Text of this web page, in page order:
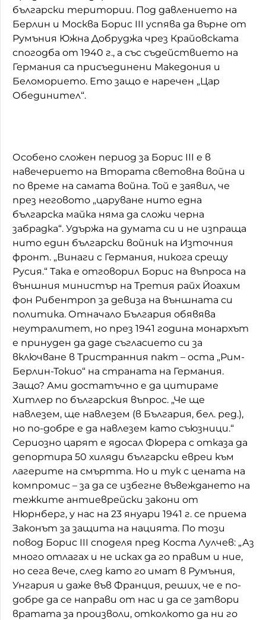
български територии. Под давлението на
Берлин и Москва Борис III успява да върне от
Румъния Южна Добруджа чрез Крайовската
спогодба от 1940 г., а със съдействието на
Германия са присъединени Македония и
Беломорието. Ето защо е наречен „Цар
Обединител“.
Особено сложен период за Борис III e в
навечерието на Втората световна война и
по време на самата война. Той е заявил, че
през неговото „царуване нито една
българска майка няма да сложи черна
забрадка“. Удържа на думата си и не изпраща
нито един български войник на Източния
фронт. „Винаги с Германия, никога срещу
Русия.“ Така е отговорил Борис на въпроса на
външния министър на Третия райх Йоахим
фон Рибентроп за девиза на външната си
политика. Отначало България обявява
неутралитет, но през 1941 година монархът
е принуден да даде съгласието си за
включване в Тристранния пакт – оста „Рим-
Берлин-Токио“ на страната на Германия.
Защо? Ами достатъчно е да цитираме
Хитлер по българския въпрос. „Че ще
навлезем, ще навлезем (в България, бел. ред.),
но по-добре е да навлезем като съюзници.“
Сериозно царят е ядосал Фюрера с отказа да
депортира 50 хиляди български евреи към
лагерите на смъртта. Но и тук с цената на
компромис – за да се избегне въвеждането на
тежките антиеврейски закони от
Нюрнберг, у нас на 23 януари 1941 г. се приема
Законът за защита на нацията. По този
повод Борис III споделя пред Коста Лулчев: „Аз
много отлагах и не исках да го правим и ние,
но сега вече, след като го имат в Румъния,
Унгария и даже във Франция, реших, че е по-
добре да се направи от нас и да се затвори
вратата за произволи, отколкото да ни го